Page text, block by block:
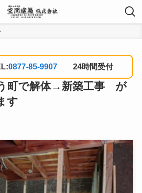
0877-85-9907 24時間受付
町で解体→新築工事 が
す